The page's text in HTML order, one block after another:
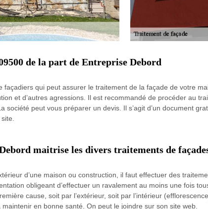
de la part de Entreprise Debord
qui peut assurer le traitement de la façade de votre
et d’autres agressions. Il est recommandé de procéder au
société peut vous préparer un devis. Il s’agit d’un document
maitrise les divers traitements de
d’une maison ou construction, il faut effectuer des
obligeant d’effectuer un ravalement au moins une fois
cause, soit par l’extérieur, soit par l’intérieur
en bonne santé. On peut le joindre sur son site web.